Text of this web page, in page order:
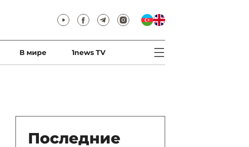
В мире 1news TV
Последние